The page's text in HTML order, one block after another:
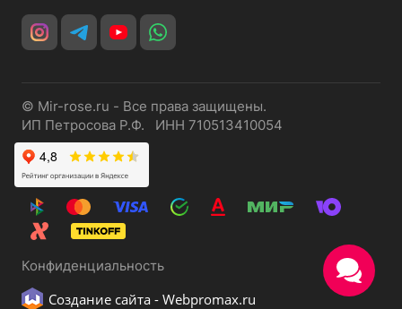
© Mir-rose.ru - Все права защищены.
ИП Петросова Р.Ф. ИНН 710513410054
Конфиденциальность
Создание сайта - Webpromax.ru